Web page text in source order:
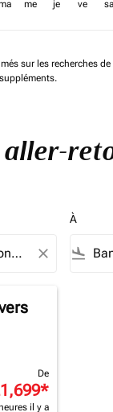
me je ve sa
sur les recherches
close
À
flight_land
De
*
il y a